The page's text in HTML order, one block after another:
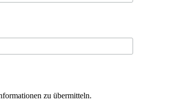
zu übermitteln.